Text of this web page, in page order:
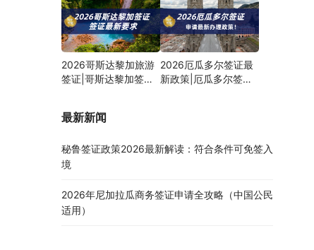
2026哥斯达黎加旅游
签证|哥斯达黎加签证
2026厄瓜多尔签证最
新政策|厄瓜多尔签证
最新新闻
秘鲁签证政策2026最新解读：符合条件可免签入
境
2026年尼加拉瓜商务签证申请全攻略（中国公民
适用）